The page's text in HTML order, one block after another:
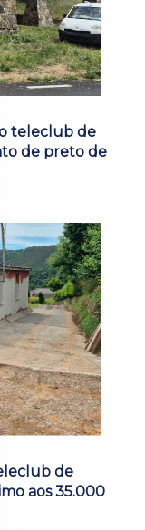
teleclub de
de preto de
de
aos 35.000